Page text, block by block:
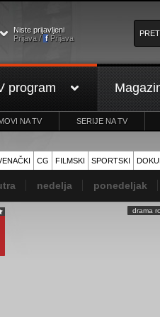
Niste prijavljeni
Prijava / fPrijava
program
NA TV SERIJE NA TV
CG FILMSKI SPORTSKI
nedelja ponedeljak
drama